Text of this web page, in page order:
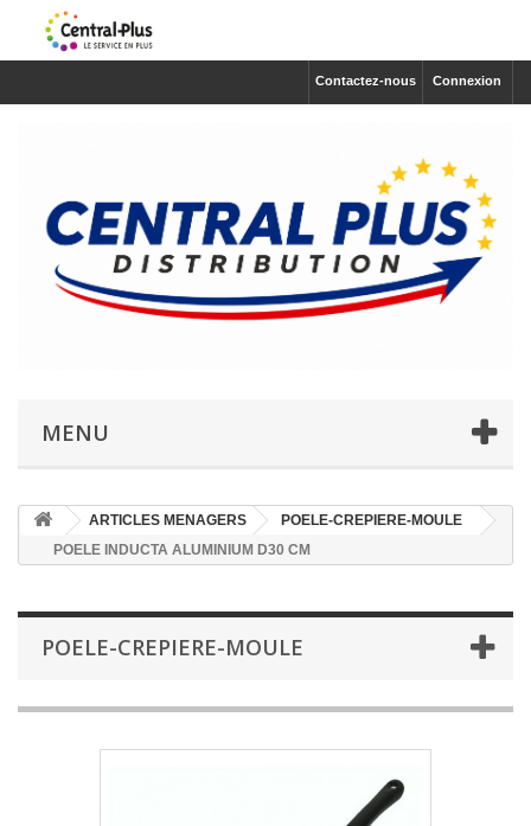
Connexion
Contactez-nous
MENU
ARTICLES MENAGERS
POELE-CREPIERE-MOULE
POELE INDUCTA ALUMINIUM D30 CM
POELE-CREPIERE-MOULE